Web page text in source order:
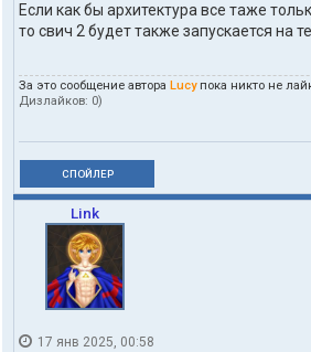
Если как бы архитектура все таже
то свич 2 будет также запускается на
За это сообщение автора Lucyпока никто не
Дизлайков: 0)
СПОЙЛЕР
Link
17 янв 2025, 00:58